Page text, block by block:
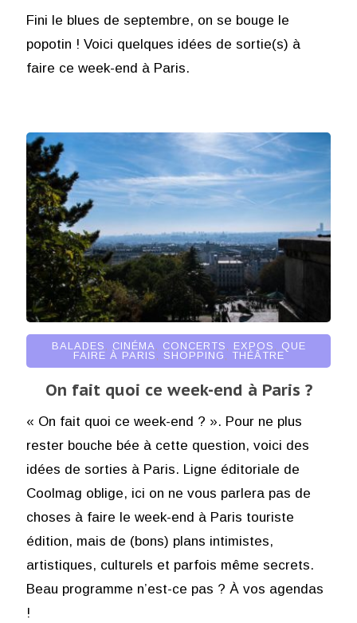
Fini le blues de septembre, on se bouge le
popotin ! Voici quelques idées de sortie(s) à
faire ce week-end à Paris.
BALADES CINÉMA CONCERTS EXPOS
QUE
FAIRE À PARIS, SHOPPING , THÉÂTRE
On fait quoi ce week-end à Paris ?
« On fait quoi ce week-end ? ». Pour ne plus
rester bouche bée à cette question, voici des
idées de sorties à Paris. Ligne éditoriale de
Coolmag oblige, ici on ne vous parlera pas de
choses à faire le week-end à Paris touriste
édition, mais de (bons) plans intimistes,
artistiques, culturels et parfois même secrets.
Beau programme n’est-ce pas ? À vos agendas
!